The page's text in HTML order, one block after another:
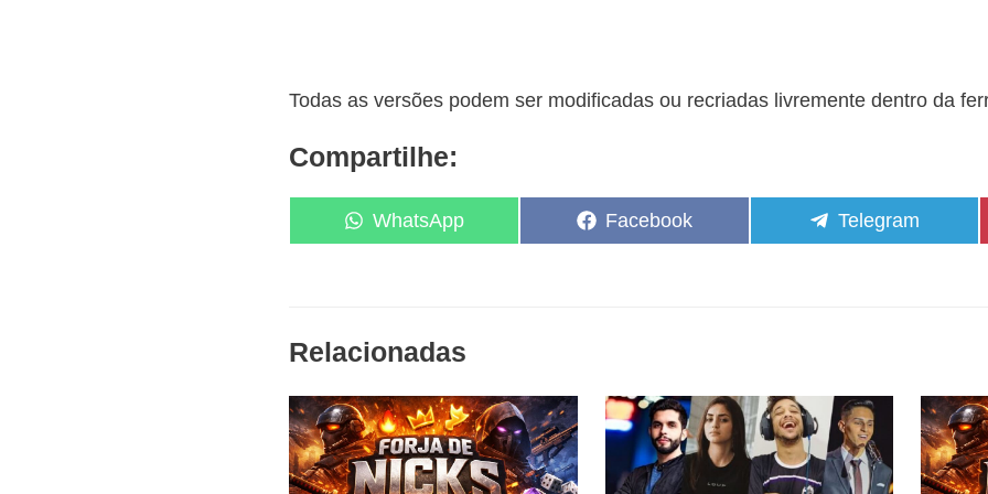
Todas as versões podem ser modificadas ou recriadas livremente dentro da
Compartilhe:
Share
on
WhatsApp
Share
on
Facebook
Share
on
Telegram
Relacionadas